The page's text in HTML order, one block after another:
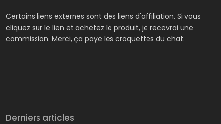
Certains liens externes sont des liens d'affiliation. Si vous
cliquez sur le lien et achetez le produit, je recevrai une
commission. Merci, ça paye les croquettes du chat.
Derniers articles